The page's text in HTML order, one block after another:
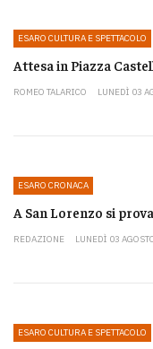
ESARO CULTURA E SPETTACOLO
Attesa in Piazza
ROMEO TALARICO LUNEDÌ 03
ESARO CRONACA
A San Lorenzo si
REDAZIONE LUNEDÌ 03
ESARO CULTURA E SPETTACOLO